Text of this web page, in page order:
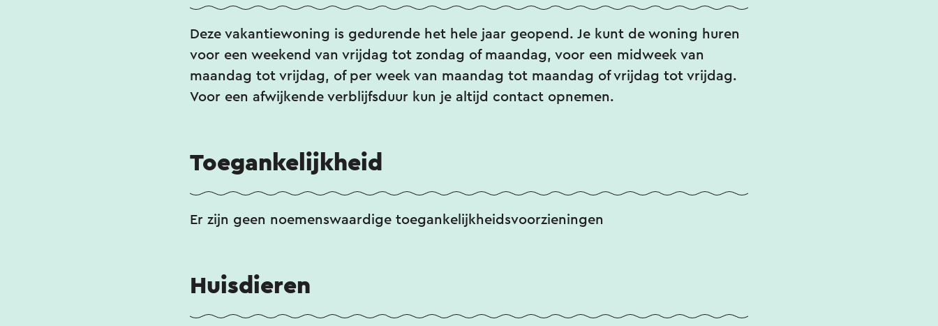
Deze vakantiewoning is gedurende het hele jaar geopend. Je kunt de woning huren
voor een weekend van vrijdag tot zondag of maandag, voor een midweek van
maandag tot vrijdag, of per week van maandag tot maandag of vrijdag tot vrijdag.
Voor een afwijkende verblijfsduur kun je altijd contact opnemen.
Toegankelijkheid
Er zijn geen noemenswaardige toegankelijkheidsvoorzieningen
Huisdieren